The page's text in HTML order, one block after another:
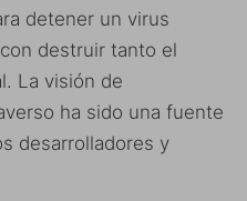
detener un virus
destruir tanto el
La visión de
ha sido una fuente
desarrolladores y